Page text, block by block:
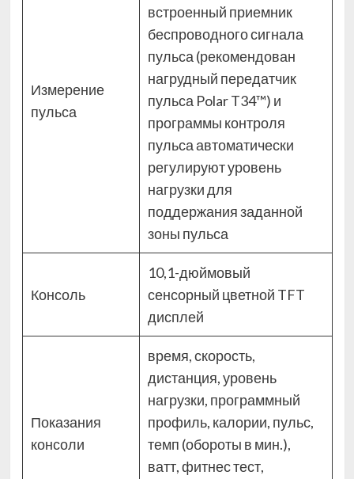
Измерение
пульса
встроенный приемник
беспроводного сигнала
пульса (рекомендован
нагрудный передатчик
пульса Polar T34™) и
программы контроля
пульса автоматически
регулируют уровень
нагрузки для
поддержания заданной
зоны пульса
Консоль
10,1-дюймовый
сенсорный цветной TFT
дисплей
Показания
консоли
время, скорость,
дистанция, уровень
нагрузки, программный
профиль, калории, пульс,
темп (обороты в мин.),
ватт, фитнес тест,